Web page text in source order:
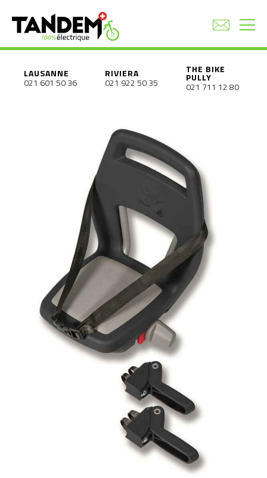
LAUSANNE
021 601 50 36
RIVIERA
021 922 50 35
THE BIKE
PULLY
021 711 12 80